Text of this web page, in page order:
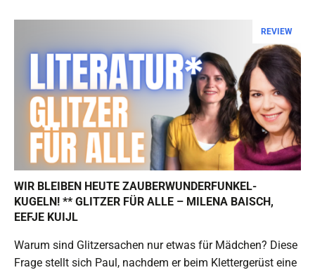
REVIEW
WIR BLEIBEN HEUTE ZAUBERWUNDERFUNKEL-
KUGELN! ** GLITZER FÜR ALLE – MILENA BAISCH,
EEFJE KUIJL
Warum sind Glitzersachen nur etwas für Mädchen? Diese
Frage stellt sich Paul, nachdem er beim Klettergerüst eine